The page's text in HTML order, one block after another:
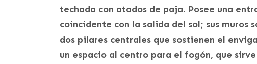
techada con atados de paja. Posee una
coincidente con la salida del sol; sus muros
dos pilares centrales que sostienen el
un espacio al centro para el fogón, que